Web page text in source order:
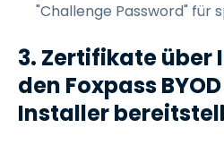
"Challenge Password" für
3. Zertifikate über
den Foxpass
Installer